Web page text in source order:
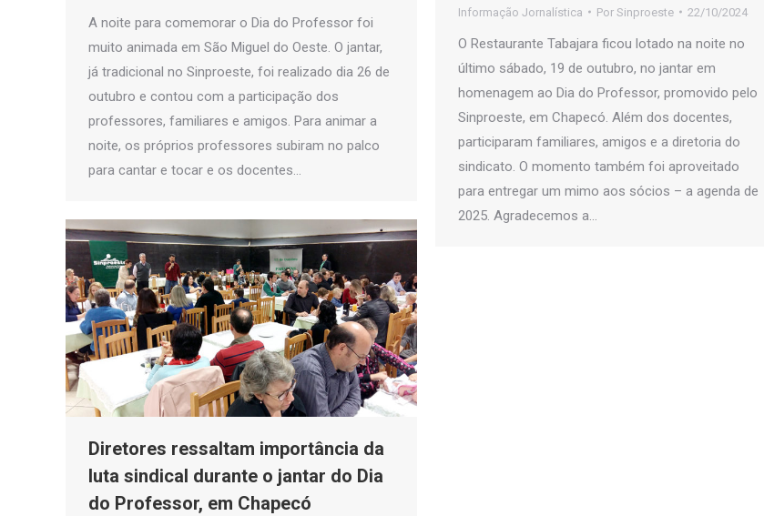
A noite para comemorar o Dia do Professor foi
muito animada em São Miguel do Oeste. O jantar,
já tradicional no Sinproeste, foi realizado dia 26 de
outubro e contou com a participação dos
professores, familiares e amigos. Para animar a
noite, os próprios professores subiram no palco
para cantar e tocar e os docentes…
Informação Jornalística Por Sinproeste 22/10/2024
O Restaurante Tabajara ficou lotado na noite no
último sábado, 19 de outubro, no jantar em
homenagem ao Dia do Professor, promovido pelo
Sinproeste, em Chapecó. Além dos docentes,
participaram familiares, amigos e a diretoria do
sindicato. O momento também foi aproveitado
para entregar um mimo aos sócios – a agenda de
2025. Agradecemos a…
Diretores ressaltam importância da
luta sindical durante o jantar do Dia
do Professor, em Chapecó